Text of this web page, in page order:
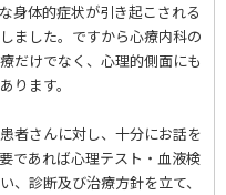
身体的症状が引き起こされる
ました。ですから心療内科の
だけでなく、心理的側面にも
ります。
者さんに対し、十分にお話を
であれば心理テスト・血液検
、診断及び治療方針を立て、